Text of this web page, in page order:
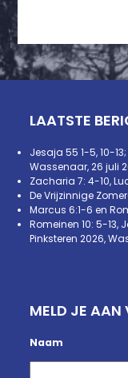
LAATSTE
Jesaja 55 1-5, 10-
Wassenaar, 26 juli
Zacharia 7: 4-10,
De Vrijzinnige
Marcus 6:1-6 en
Romeinen 10: 5-13,
Pinksteren 2026,
MELD JE AAN
Naam